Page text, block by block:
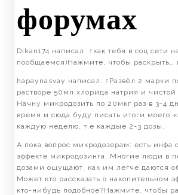
форумах
Dikan174 написал: ↑как тебя в соц.сети
пообщаемся)Нажмите, чтобы
hapaynasvay написал: ↑Развёл 2 марки
растворе 50мл хлорида натрия и
Начну микродозить по 20мкг раз в 3-4
время и сюда буду писать итоги моего
каждую неделю, т.е каждые 2-3 дозы.
А пока вопрос микродозерам: есть инфа
эффекте микродозинга. Многие люди в
дозами ощущают, как им легче даются
Может кто рассказать о накопительном
кто-нибудь подобное?Нажмите, чтобы